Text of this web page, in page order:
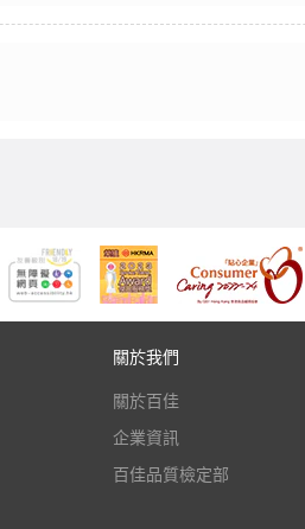
關於我們
關於百佳
企業資訊
百佳品質檢定部